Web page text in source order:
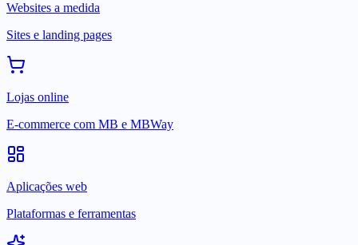
Websites a medida
Sites e landing pages
Lojas online
E-commerce com MB e MBWay
Aplicações web
Plataformas e ferramentas